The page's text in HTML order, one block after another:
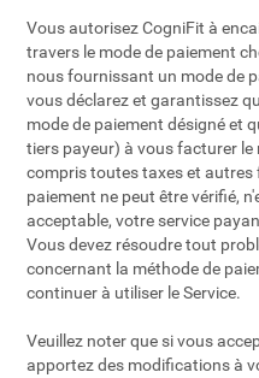
Vous autorisez CogniFit à
travers le mode de paiement
nous fournissant un mode de
vous déclarez et garantissez
mode de paiement désigné et
tiers payeur) à vous facturer
compris toutes taxes et autres
paiement ne peut être vérifié,
acceptable, votre service
Vous devez résoudre tout
concernant la méthode de
continuer à utiliser le Service.
Veuillez noter que si vous
apportez des modifications à